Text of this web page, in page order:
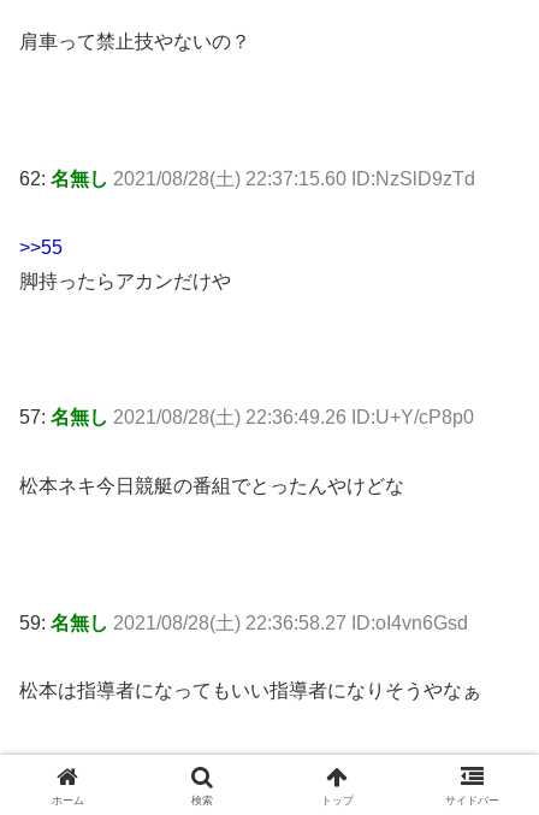
肩車って禁止技やないの？
62: 名無し 2021/08/28(土) 22:37:15.60 ID:NzSlD9zTd
>>55
脚持ったらアカンだけや
57: 名無し 2021/08/28(土) 22:36:49.26 ID:U+Y/cP8p0
松本ネキ今日競艇の番組でとったんやけどな
59: 名無し 2021/08/28(土) 22:36:58.27 ID:oI4vn6Gsd
松本は指導者になってもいい指導者になりそうやなぁ
ホーム 検索 トップ サイドバー